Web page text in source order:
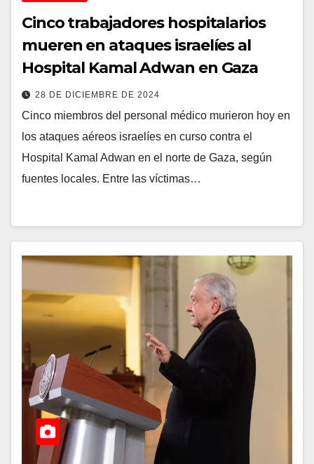
Cinco trabajadores hospitalarios
mueren en ataques israelíes al
Hospital Kamal Adwan en Gaza
28 DE DICIEMBRE DE 2024
Cinco miembros del personal médico murieron hoy en
los ataques aéreos israelíes en curso contra el
Hospital Kamal Adwan en el norte de Gaza, según
fuentes locales. Entre las víctimas…